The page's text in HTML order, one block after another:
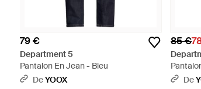
79 €
Department 5
Pantalon En Jean - Bleu
DeYOOX
85 €
De